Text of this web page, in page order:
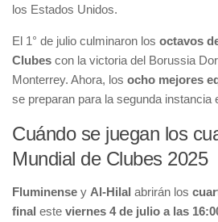
los Estados Unidos.
El 1° de julio culminaron los octavos
Clubes con la victoria del Borussia
Monterrey. Ahora, los ocho mejores
se preparan para la segunda instancia
Cuándo se juegan los
Mundial de Clubes 2025
Fluminense y Al-Hilal abrirán los
final este viernes 4 de julio a las